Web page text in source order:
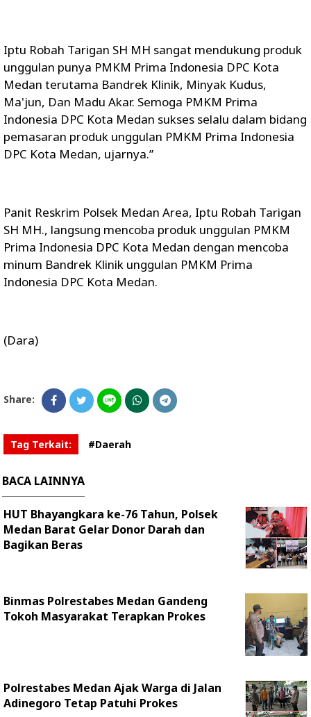
Iptu Robah Tarigan SH MH sangat mendukung produk
unggulan punya PMKM Prima Indonesia DPC Kota
Medan terutama Bandrek Klinik, Minyak Kudus,
Ma'jun, Dan Madu Akar. Semoga PMKM Prima
Indonesia DPC Kota Medan sukses selalu dalam bidang
pemasaran produk unggulan PMKM Prima Indonesia
DPC Kota Medan, ujarnya.”
Panit Reskrim Polsek Medan Area, Iptu Robah Tarigan
SH MH., langsung mencoba produk unggulan PMKM
Prima Indonesia DPC Kota Medan dengan mencoba
minum Bandrek Klinik unggulan PMKM Prima
Indonesia DPC Kota Medan.
(Dara)
Share:
Tag Terkait: #Daerah
BACA LAINNYA
HUT Bhayangkara ke-76 Tahun, Polsek
Medan Barat Gelar Donor Darah dan
Bagikan Beras
Binmas Polrestabes Medan Gandeng
Tokoh Masyarakat Terapkan Prokes
Polrestabes Medan Ajak Warga di Jalan
Adinegoro Tetap Patuhi Prokes